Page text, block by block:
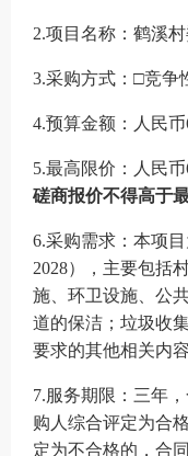
2.项目名称： 鹤溪
3.采购方式：□竞争
4.预算金额： 人民币
5.最高限价 ： 人民币
磋商报价不得高于
6.采购需求：本项
2028），主要包括
施、环卫设施、公
道的保洁；垃圾收
要求的其他相关内容
7.服务期限： 三年
购人综合评定为合
定为不合格的， 合